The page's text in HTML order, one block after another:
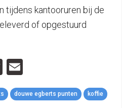
tijdens kantooruren bij de
of opgestuurd
Copy
Link
douwe egberts punten koffie